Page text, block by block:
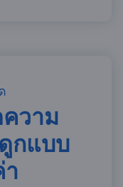
วาม
กแบบ
า